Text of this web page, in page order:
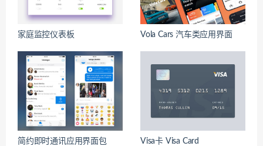
家庭监控仪表板 Vola Cars 汽车类应用界面
简约即时通讯应用界面包 Visa卡 Visa Card